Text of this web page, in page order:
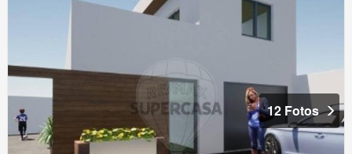
12 Fotos